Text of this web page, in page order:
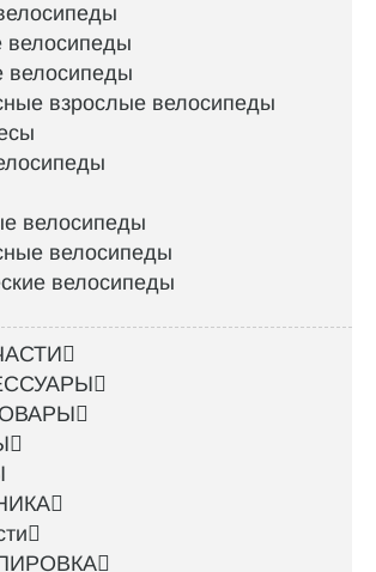
велосипеды
взрослые велосипеды
велосипеды
велосипеды
велосипеды